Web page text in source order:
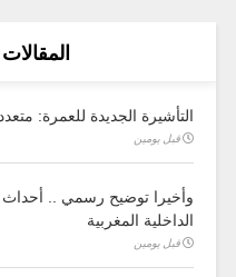
التأشيرة الجديدة للعمرة:
قبل يومين
وأخيرا توضيح رسمي ..
الداخلية المغربية
قبل يومين